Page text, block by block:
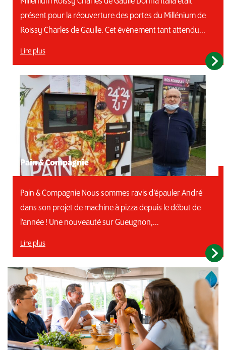
présent pour la réouverture des portes du Millénium de
Roissy Charles de Gaulle. Cet évènement tant attendu...
Lire plus
Pain & Compagnie
Pain & Compagnie Nous sommes ravis d’épauler André
dans son projet de machine à pizza depuis le début de
l’année ! Une nouveauté sur Gueugnon,...
Lire plus